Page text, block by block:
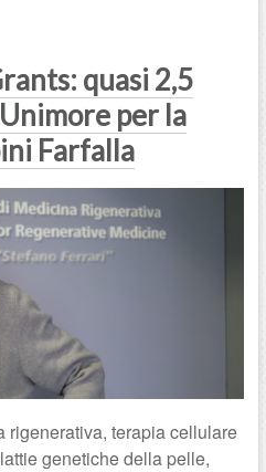
quasi 2,5
per la
Farfalla
terapia cellulare
genetiche della pelle,